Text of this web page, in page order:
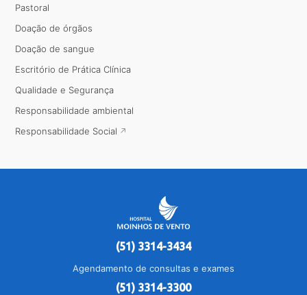
Pastoral
Doação de órgãos
Doação de sangue
Escritório de Prática Clínica
Qualidade e Segurança
Responsabilidade ambiental
Responsabilidade Social
(51) 3314-3434
Agendamento de consultas e exames
(51) 3314-3300